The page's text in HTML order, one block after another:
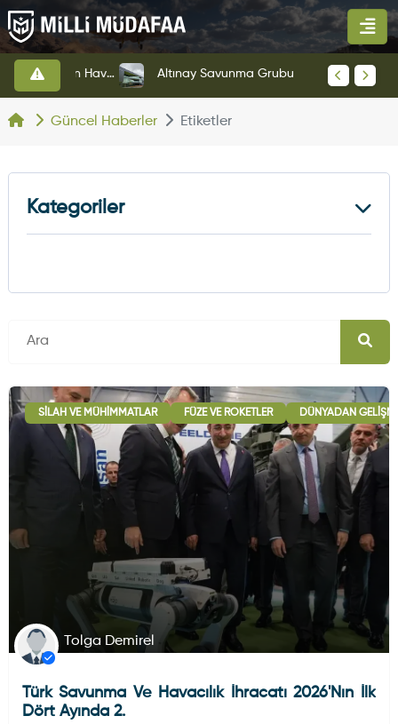
HAVELSAN’dan Azerbaycan Hava Kuvvetlerine Kritik Komuta Kontrol Sistemi İhracatı
Güncel Haberler Etiketler
SILAH VE MÜHIMMATLAR FÜZE VE ROKETLER DÜNYADAN
Tolga Demirel
Türk Savunma Ve Havacılık İhracatı 2026'nın İlk
Dört Ayında 2.
Kategoriler
Deniz Haberleri 223
Uydu ve Uzay Haberi 44
Silah ve Mühimmatlar 231
Füze ve Roketler 226